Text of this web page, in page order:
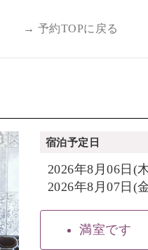
→ 予約TOPに戻る
宿泊予定日
2026年8月06日(
2026年8月07日(
満室です